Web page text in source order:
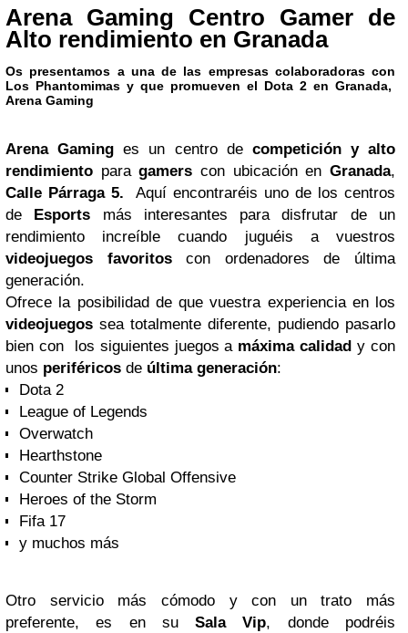
Arena Gaming Centro Gamer de
Alto rendimiento en Granada
Os presentamos a una de las empresas colaboradoras con
Los Phantomimas y que promueven el Dota 2 en Granada,
Arena Gaming
Arena Gaming es un centro de competición y alto
rendimiento paragamerscon ubicación enGranada,
Calle Párraga 5. Aquí encontraréis uno de los centros
de
Esports más interesantes para disfrutar de un
rendimiento increíble cuando juguéis a vuestros
videojuegos favoritoscon ordenadores de última
generación.
Ofrece la posibilidad de que vuestra experiencia en los
videojuegos sea totalmente diferente, pudiendo pasarlo
bien con los siguientes juegos a máxima calidady con
unos periféricos de última generación:
Dota 2
League of Legends
Overwatch
Hearthstone
Counter Strike Global Offensive
Heroes of the Storm
Fifa 17
y muchos más
Otro servicio más cómodo y con un trato más
preferente, es en suSala Vip, donde podréis